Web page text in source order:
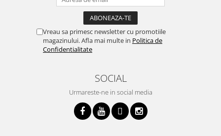
Vreau sa primesc newsletter cu promotiile
magazinului. Afla mai multe in Politica de
Confidentialitate
SOCIAL
Urmareste-ne in social media